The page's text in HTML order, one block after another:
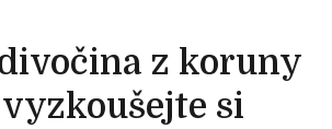
z koruny
si